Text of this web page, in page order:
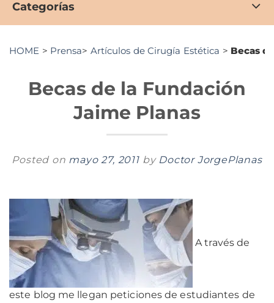
Categorías
HOME > Prensa> Artículos de Cirugía Estética > Becas
Becas de la Fundación
Jaime Planas
Posted on mayo 27, 2011 by Doctor JorgePlanas
A través de
este blog me llegan peticiones de estudiantes de